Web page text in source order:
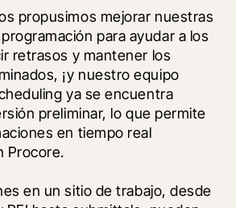
propusimos mejorar nuestras
para ayudar a los
retrasos y mantener los
¡y nuestro equipo
ya se encuentra
preliminar, lo que permite
en tiempo real
Procore.
en un sitio de trabajo, desde